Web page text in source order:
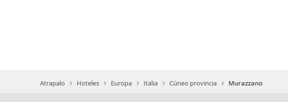
Atrapalo Hoteles Europa Italia Cúneo provincia Murazzano